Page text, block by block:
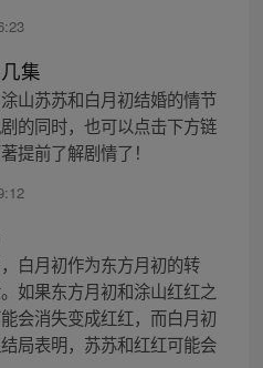
集
山苏苏和白月初结婚的情节
的同时，也可以点击下方链
提前了解剧情了！
白月初作为东方月初的转
如果东方月初和涂山红红之
会消失变成红红，而白月初
局表明，苏苏和红红可能会